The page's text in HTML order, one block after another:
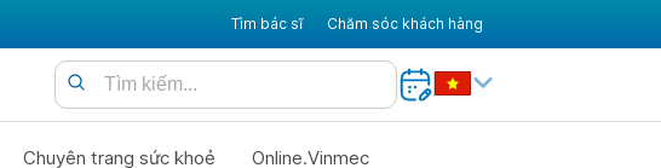
Tìm bác sĩ Chăm sóc khách hàng
Chuyên trang sức khoẻ Online.Vinmec